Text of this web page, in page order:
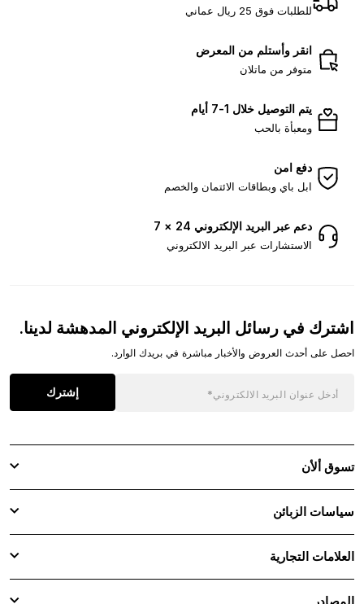
للطلبات فوق 25 ريال عماني
انقر وأستلم من المعرض
متوفر من ماتلان
يتم التوصيل خلال 1-7 أيام
ومعبأة بالحب
دفع امن
ابل باي وبطاقات الائتمان والخصم
دعم عبر البريد الإلكتروني 24 × 7
الاستشارات عبر البريد الالكتروني
اشترك في رسائل البريد الإلكتروني المدهشة لدينا.
احصل على أحدث العروض والأخبار مباشرة في بريدك الوارد.
إشترك
تسوق ألأن
سياسات الزبائن
العلامات التجارية